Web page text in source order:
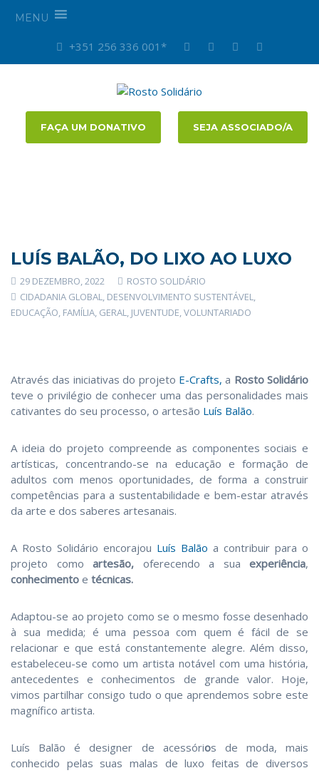
MENU
+351 256 336 001*
FAÇA UM DONATIVO SEJA ASSOCIADO/A
LUÍS BALÃO, DO LIXO AO LUXO
29 DEZEMBRO, 2022
ROSTO SOLIDÁRIO
CIDADANIA GLOBAL, DESENVOLVIMENTO SUSTENTÁVEL,
EDUCAÇÃO, FAMÍLIA, GERAL, JUVENTUDE,VOLUNTARIADO
Através das iniciativas do projeto E-Crafts, a Rosto Solidário
teve o privilégio de conhecer uma das personalidades mais
cativantes do seu processo, o artesão Luís Balão.
A ideia do projeto compreende as componentes sociais e
artísticas, concentrando-se na educação e formação de
adultos com menos oportunidades, de forma a construir
competências para a sustentabilidade e bem-estar através
da arte e dos saberes artesanais.
A Rosto Solidário encorajou Luís Balão a contribuir para o
projeto como artesão, oferecendo a sua experiência,
conhecimento e técnicas.
Adaptou-se ao projeto como se o mesmo fosse desenhado
à sua medida; é uma pessoa com quem é fácil de se
relacionar e que está constantemente alegre. Além disso,
estabeleceu-se como um artista notável com uma história,
antecedentes e conhecimentos de grande valor. Hoje,
vimos partilhar consigo tudo o que aprendemos sobre este
magnífico artista.
Luís Balão é designer de acessórios de moda, mais
conhecido pelas suas malas de luxo feitas de diversos